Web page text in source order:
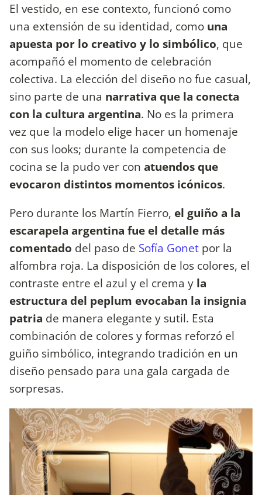
El vestido, en ese contexto, funcionó como
una extensión de su identidad, como una
apuesta por lo creativo y lo simbólico, que
acompañó el momento de celebración
colectiva. La elección del diseño no fue casual,
sino parte de una narrativa que la conecta
con la cultura argentina. No es la primera
vez que la modelo elige hacer un homenaje
con sus looks; durante la competencia de
cocina se la pudo ver con atuendos que
evocaron distintos momentos icónicos.
Pero durante los Martín Fierro, el guiño a la
escarapela argentina fue el detalle más
comentado del paso de Sofía Gonet por la
alfombra roja. La disposición de los colores, el
contraste entre el azul y el crema y la
estructura del peplum evocaban la insignia
patria de manera elegante y sutil. Esta
combinación de colores y formas reforzó el
guiño simbólico, integrando tradición en un
diseño pensado para una gala cargada de
sorpresas.